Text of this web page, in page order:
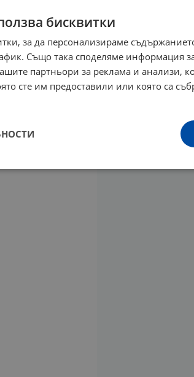
бисквитки
за да персонализираме
Също така споделяме информация
партньори за реклама и анализи,
сте им предоставили или която са